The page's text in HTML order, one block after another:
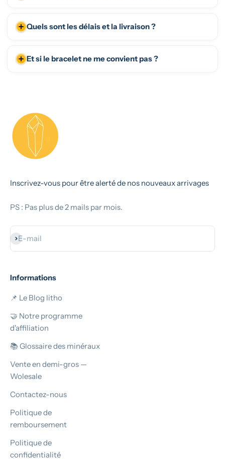
Quels sont les délais et la livraison ?
Et si le bracelet ne me convient pas ?
Inscrivez-vous pour être alerté de nos nouveaux arrivages
PS : Pas plus de 2 mails par mois.
E-mail
S'inscrire
Informations
📌 Le Blog litho
🤝 Notre programme
d'affiliation
📚 Glossaire des minéraux
Vente en demi-gros —
Wolesale
Contactez-nous
Politique de
remboursement
Politique de
confidentialité